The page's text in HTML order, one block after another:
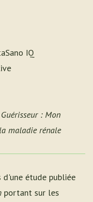
IQ
: Mon
maladie rénale
étude publiée
portant sur les